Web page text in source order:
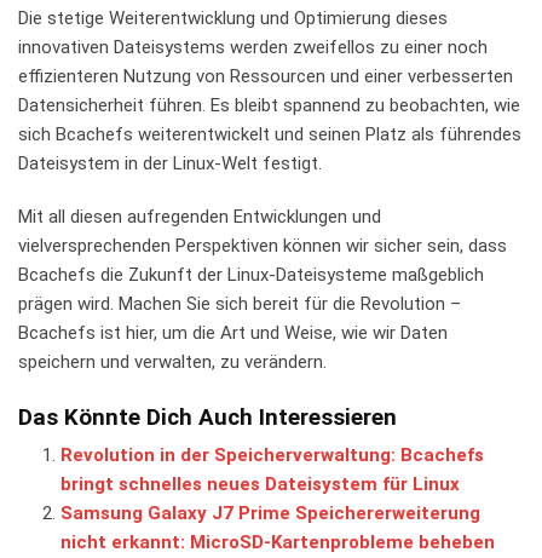
Die stetige Weiterentwicklung und Optimierung dieses
innovativen Dateisystems werden zweifellos zu einer noch
effizienteren Nutzung von Ressourcen und einer verbesserten
Datensicherheit ⁣führen. Es bleibt spannend zu beobachten, wie
sich Bcachefs weiterentwickelt und ⁢seinen Platz als führendes
Dateisystem in der Linux-Welt festigt.
Mit ‍all diesen aufregenden Entwicklungen und
vielversprechenden Perspektiven können‌ wir sicher sein, dass
Bcachefs die Zukunft der Linux-Dateisysteme maßgeblich
prägen wird. Machen Sie ‍sich​ bereit für die Revolution ​–
Bcachefs ist hier, um die Art und Weise, wie wir Daten
speichern und verwalten, zu verändern.
Das Könnte Dich Auch Interessieren
Revolution in der Speicherverwaltung: Bcachefs
bringt schnelles neues Dateisystem für Linux
Samsung Galaxy J7 Prime Speichererweiterung
nicht erkannt: MicroSD-Kartenprobleme beheben